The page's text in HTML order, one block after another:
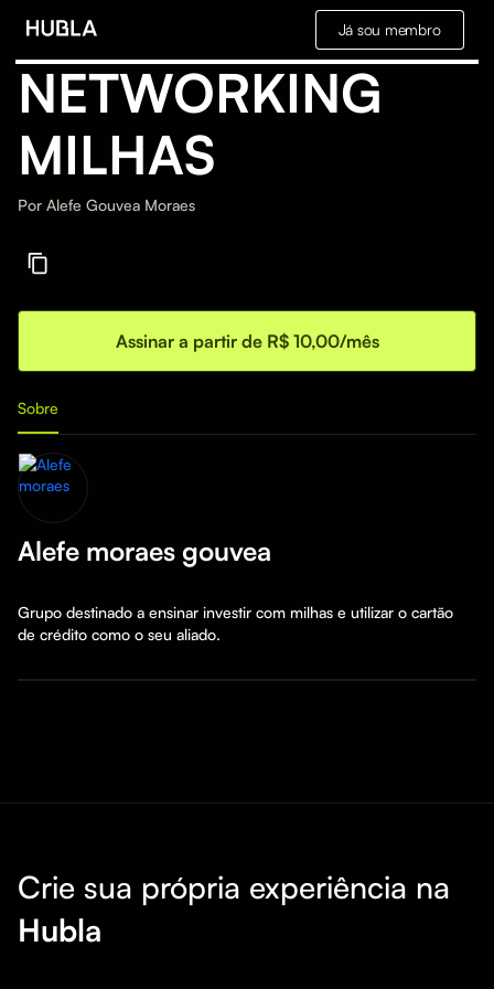
Já sou membro
NETWORKING
MILHAS
Por Alefe Gouvea Moraes
Assinar a partir de R$ 10,00/mês
Sobre
Alefe moraes gouvea
Grupo destinado a ensinar investir com milhas e utilizar o cartão
de crédito como o seu aliado.
Crie sua própria experiência na
Hubla